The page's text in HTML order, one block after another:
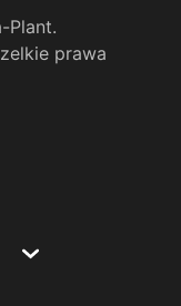
Plant.
prawa